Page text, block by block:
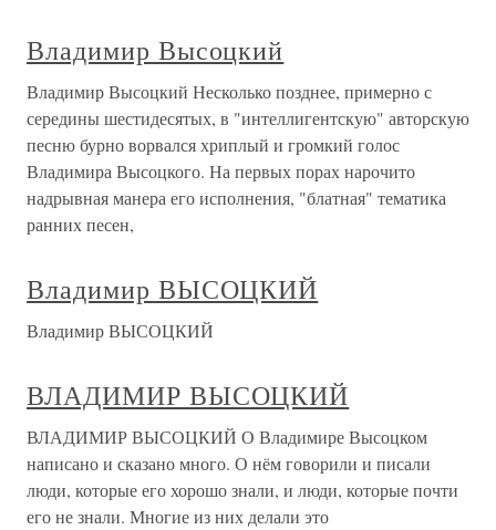
Владимир Высоцкий
Владимир Высоцкий Несколько позднее, примерно с
середины шестидесятых, в "интеллигентскую" авторскую
песню бурно ворвался хриплый и громкий голос
Владимира Высоцкого. На первых порах нарочито
надрывная манера его исполнения, "блатная" тематика
ранних песен,
Владимир ВЫСОЦКИЙ
Владимир ВЫСОЦКИЙ
ВЛАДИМИР ВЫСОЦКИЙ
ВЛАДИМИР ВЫСОЦКИЙ О Владимире Высоцком
написано и сказано много. О нём говорили и писали
люди, которые его хорошо знали, и люди, которые почти
его не знали. Многие из них делали это